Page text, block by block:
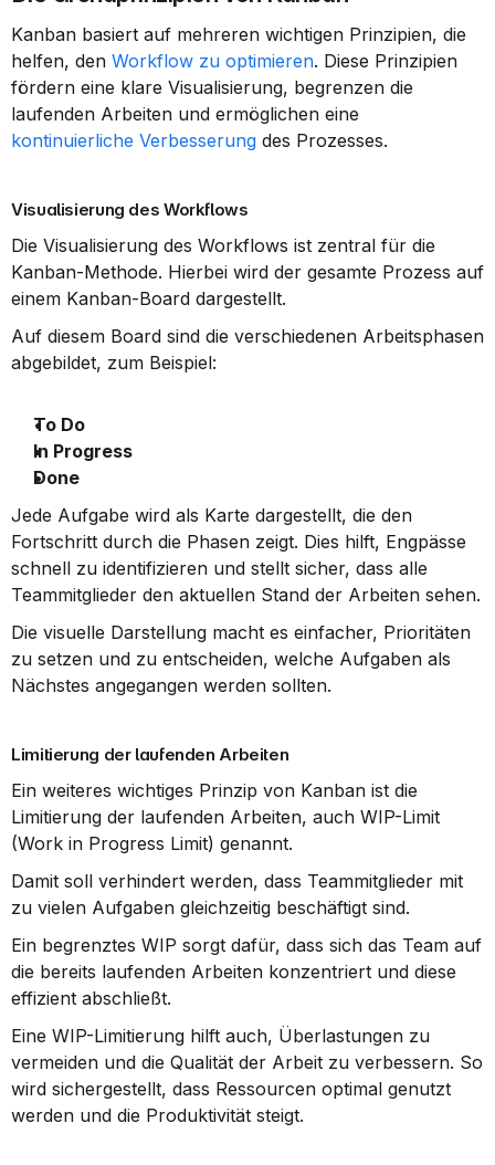
Kanban basiert auf mehreren wichtigen Prinzipien, die
helfen, den Workflow zu optimieren. Diese Prinzipien
fördern eine klare Visualisierung, begrenzen die
kontinuierliche Verbesserung des Prozesses.
Visualisierung des Workflows
Die Visualisierung des Workflows ist zentral für die
Kanban-Methode. Hierbei wird der gesamte Prozess auf
einem Kanban-Board dargestellt.
Auf diesem Board sind die verschiedenen Arbeitsphasen
abgebildet, zum Beispiel:
To Do
In Progress
Done
Jede Aufgabe wird als Karte dargestellt, die den
Fortschritt durch die Phasen zeigt. Dies hilft, Engpässe
schnell zu identifizieren und stellt sicher, dass alle
Teammitglieder den aktuellen Stand der Arbeiten sehen.
Die visuelle Darstellung macht es einfacher, Prioritäten
zu setzen und zu entscheiden, welche Aufgaben als
Nächstes angegangen werden sollten.
Limitierung der laufenden Arbeiten
Ein weiteres wichtiges Prinzip von Kanban ist die
Limitierung der laufenden Arbeiten, auch WIP-Limit
(Work in Progress Limit) genannt.
Damit soll verhindert werden, dass Teammitglieder mit
zu vielen Aufgaben gleichzeitig beschäftigt sind.
Ein begrenztes WIP sorgt dafür, dass sich das Team auf
die bereits laufenden Arbeiten konzentriert und diese
effizient abschließt.
Eine WIP-Limitierung hilft auch, Überlastungen zu
vermeiden und die Qualität der Arbeit zu verbessern. So
wird sichergestellt, dass Ressourcen optimal genutzt
werden und die Produktivität steigt.